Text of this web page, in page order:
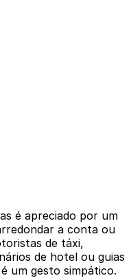
é apreciado por um
a conta ou
de táxi,
de hotel ou guias
um gesto simpático.